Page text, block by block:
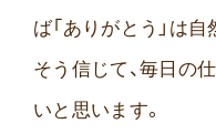
ば「ありがとう」は自
そう信じて、毎日の
いと思います。